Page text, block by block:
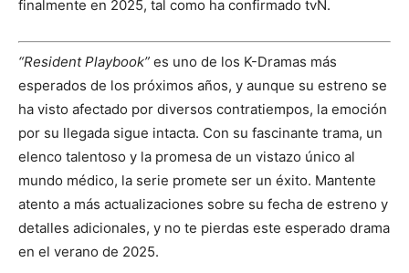
finalmente en 2025, tal como ha confirmado tvN.
“Resident Playbook” es uno de los K-Dramas más
esperados de los próximos años, y aunque su estreno se
ha visto afectado por diversos contratiempos, la emoción
por su llegada sigue intacta. Con su fascinante trama, un
elenco talentoso y la promesa de un vistazo único al
mundo médico, la serie promete ser un éxito. Mantente
atento a más actualizaciones sobre su fecha de estreno y
detalles adicionales, y no te pierdas este esperado drama
en el verano de 2025.